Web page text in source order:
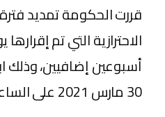
قررت الحكومة تمديد
أسبوعين إضافيين، وذلك
30 مارس 2021 على الساعة التاسعة ليلا.